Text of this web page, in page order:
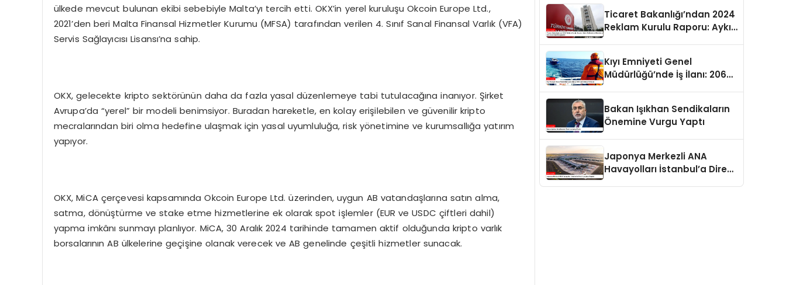
ülkede mevcut bulunan ekibi sebebiyle Malta’yı tercih etti. OKX’in yerel kuruluşu Okcoin Europe Ltd.,
2021’den beri Malta Finansal Hizmetler Kurumu (MFSA) tarafından verilen 4. Sınıf Sanal Finansal Varlık (VFA)
Servis Sağlayıcısı Lisansı’na sahip.
OKX, gelecekte kripto sektörünün daha da fazla yasal düzenlemeye tabi tutulacağına inanıyor. Şirket
Avrupa’da “yerel” bir modeli benimsiyor. Buradan hareketle, en kolay erişilebilen ve güvenilir kripto
mecralarından biri olma hedefine ulaşmak için yasal uyumluluğa, risk yönetimine ve kurumsallığa yatırım
yapıyor.
OKX, MiCA çerçevesi kapsamında Okcoin Europe Ltd. üzerinden, uygun AB vatandaşlarına satın alma,
satma, dönüştürme ve stake etme hizmetlerine ek olarak spot işlemler (EUR ve USDC çiftleri dahil)
yapma imkânı sunmayı planlıyor. MiCA, 30 Aralık 2024 tarihinde tamamen aktif olduğunda kripto varlık
borsalarının AB ülkelerine geçişine olanak verecek ve AB genelinde çeşitli hizmetler sunacak.
Ticaret Bakanlığı’ndan 2024
Reklam Kurulu Raporu: Aykırı
Kıyı Emniyeti Genel
Müdürlüğü’nde İş İlanı: 206
Bakan Işıkhan Sendikaların
Önemine Vurgu Yaptı
Japonya Merkezli ANA
Havayolları İstanbul’a Direkt